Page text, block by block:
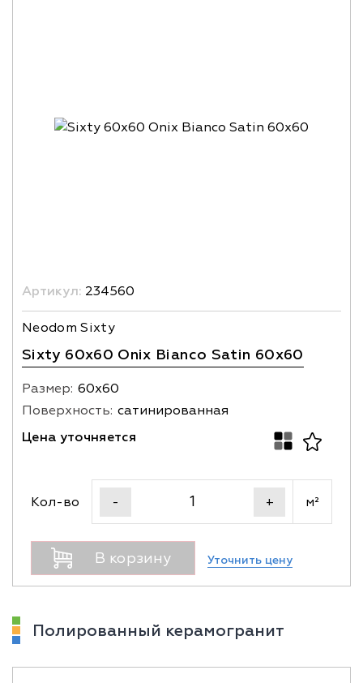
Артикул: 234560
Neodom Sixty
Sixty 60x60 Onix Bianco Satin 60x60
Размер: 60х60
Поверхность: сатинированная
Цена уточняется
Кол-во - + м²
В корзину Уточнить цену
Полированный керамогранит